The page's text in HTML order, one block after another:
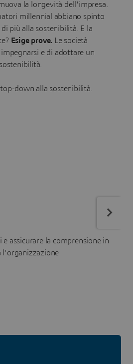
la longevità dell'impresa.
millennial abbiano spinto
di più alla sostenibilità. E la
Esige prove. Le società
e di adottare un
down alla sostenibilità.
assicurare la comprensione in
l'organizzazione